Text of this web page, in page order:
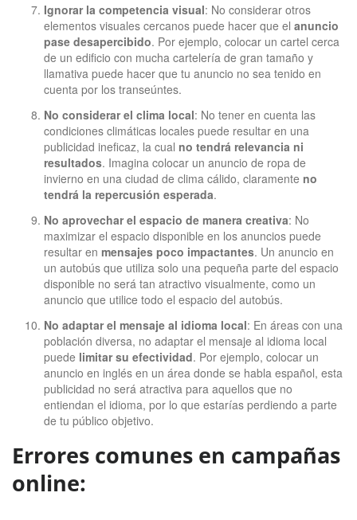
Ignorar la competencia visual: No considerar otros
elementos visuales cercanos puede hacer que el anuncio
pase desapercibido. Por ejemplo, colocar un cartel cerca
de un edificio con mucha cartelería de gran tamaño y
llamativa puede hacer que tu anuncio no sea tenido en
cuenta por los transeúntes.
No considerar el clima local: No tener en cuenta las
condiciones climáticas locales puede resultar en una
publicidad ineficaz, la cual no tendrá relevancia ni
resultados. Imagina colocar un anuncio de ropa de
invierno en una ciudad de clima cálido, claramente no
tendrá la repercusión esperada.
No aprovechar el espacio de manera creativa: No
maximizar el espacio disponible en los anuncios puede
resultar en mensajes poco impactantes. Un anuncio en
un autobús que utiliza solo una pequeña parte del espacio
disponible no será tan atractivo visualmente, como un
anuncio que utilice todo el espacio del autobús.
No adaptar el mensaje al idioma local: En áreas con una
población diversa, no adaptar el mensaje al idioma local
puede limitar su efectividad. Por ejemplo, colocar un
anuncio en inglés en un área donde se habla español, esta
publicidad no será atractiva para aquellos que no
entiendan el idioma, por lo que estarías perdiendo a parte
de tu público objetivo.
Errores comunes en campañas
online: